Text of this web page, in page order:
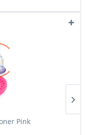
Pink